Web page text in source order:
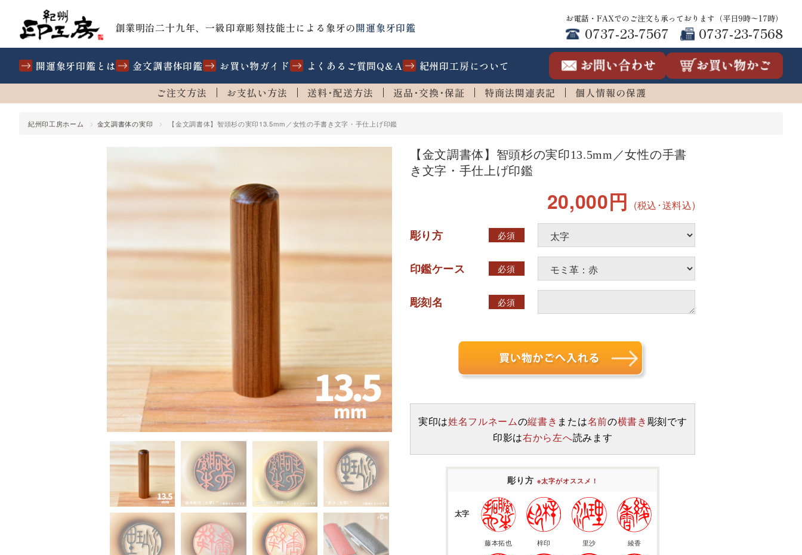
創業明治二十九年、一級印章彫刻技能士による象牙の開運象牙印鑑
お電話・FAXでのご注文も承っております（平日9時〜17時）
0737-23-7567 0737-23-7568
開運象牙印鑑とは 金文調書体印鑑 お買い物ガイド よくあるご質問Q&A
紀州印工房について
ご注文方法
お支払い方法 送料･配送方法 返品･交換･保証 特商法関連表記 個人情報の保護
紀州印工房ホーム 金文調書体の実印 【金文調書体】智頭杉の実印13.5mm／女性の手書き文字・手仕上げ印鑑
【金文調書体】智頭杉の実印13.5mm／女性の手書
き文字・手仕上げ印鑑
20,000円 (税込･送料込)
彫り方 必須
印鑑ケース 必須
彫刻名 必須
実印は姓名フルネームの縦書き または名前の横書き彫刻です
印影は右から左へ読みます
彫り方 ※太字がオススメ！
太字
藤本拓也 梓印 里沙 綾香